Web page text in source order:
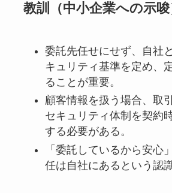
教訓（中小企業への示唆
委託先任せにせず、自社
キュリティ基準を定め、
ることが重要。
顧客情報を扱う場合、取
セキュリティ体制を契約
する必要がある。
「委託しているから安心
任は自社にあるという認